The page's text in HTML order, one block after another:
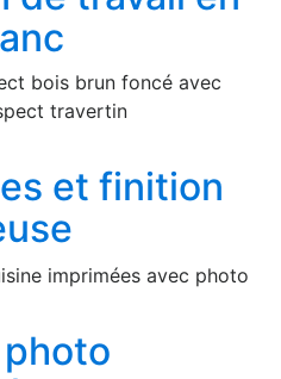
et finition